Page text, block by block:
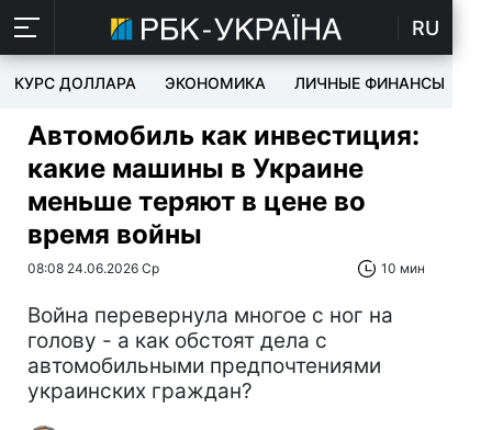
RU
КУРС ДОЛЛАРА ЭКОНОМИКА ЛИЧНЫЕ ФИНАНСЫ
Автомобиль как инвестиция:
какие машины в Украине
меньше теряют в цене во
время войны
08:08 24.06.2026 Ср 10 мин
Война перевернула многое с ног на
голову - а как обстоят дела с
автомобильными предпочтениями
украинских граждан?